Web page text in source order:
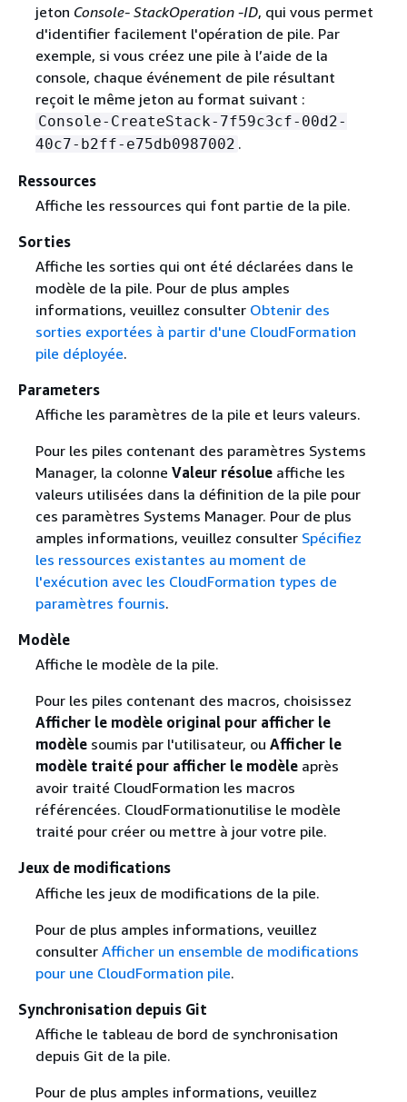
jeton Console- StackOperation -ID, qui vous permet
d'identifier facilement l'opération de pile. Par
exemple, si vous créez une pile à l’aide de la
console, chaque événement de pile résultant
reçoit le même jeton au format suivant :
Console-CreateStack-7f59c3cf-00d2-
40c7-b2ff-e75db0987002 .
Ressources
Affiche les ressources qui font partie de la pile.
Sorties
Affiche les sorties qui ont été déclarées dans le
modèle de la pile. Pour de plus amples
informations, veuillez consulter Obtenir des
sorties exportées à partir d'une CloudFormation
pile déployée.
Parameters
Affiche les paramètres de la pile et leurs valeurs.
Pour les piles contenant des paramètres Systems
Manager, la colonne Valeur résolueaffiche les
valeurs utilisées dans la définition de la pile pour
ces paramètres Systems Manager. Pour de plus
amples informations, veuillez consulter Spécifiez
les ressources existantes au moment de
l'exécution avec les CloudFormation types de
paramètres fournis.
Modèle
Affiche le modèle de la pile.
Pour les piles contenant des macros, choisissez
Afficher le modèle original pour afficher le
modèlesoumis par l'utilisateur, ou Afficher le
modèle traité pour afficher le modèleaprès
avoir traité CloudFormation les macros
référencées. CloudFormationutilise le modèle
traité pour créer ou mettre à jour votre pile.
Jeux de modifications
Affiche les jeux de modifications de la pile.
Pour de plus amples informations, veuillez
consulter Afficher un ensemble de modifications
pour une CloudFormation pile.
Synchronisation depuis Git
Affiche le tableau de bord de synchronisation
depuis Git de la pile.
Pour de plus amples informations, veuillez